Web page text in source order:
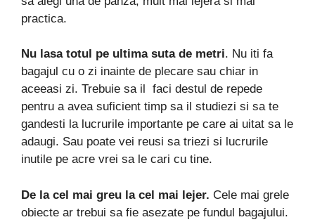
practica.
Nu lasa totul pe ultima suta de metri. Nu iti fa
bagajul cu o zi inainte de plecare sau chiar in
aceeasi zi. Trebuie sa il faci destul de repede
pentru a avea suficient timp sa il studiezi si sa te
gandesti la lucrurile importante pe care ai uitat sa le
adaugi. Sau poate vei reusi sa triezi si lucrurile
inutile pe acre vrei sa le cari cu tine.
De la cel mai greu la cel mai lejer. Cele mai grele
obiecte ar trebui sa fie asezate pe fundul bagajului.